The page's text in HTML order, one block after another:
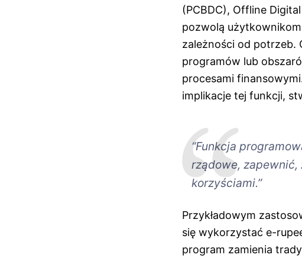
(PCBDC), Offline
pozwolą
zależności od potrzeb.
programów lub
procesami
implikacje tej funkcji,
“Funkcja
rządowe, zapewnić,
korzyściami.”
Przykładowym
się wykorzystać e-
program zamienia